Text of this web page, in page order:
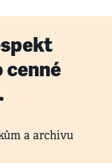
cenné
a archivu